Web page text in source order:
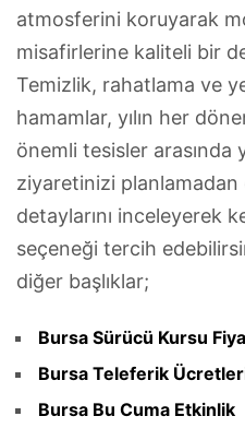
atmosferini koruyarak
misafirlerine kaliteli bir
Temizlik, rahatlama ve
hamamlar, yılın her
önemli tesisler arasında
ziyaretinizi
detaylarını inceleyerek
seçeneği tercih
diğer başlıklar;
Bursa Sürücü Kursu
Bursa Teleferik
Bursa Bu Cuma Etkinlik